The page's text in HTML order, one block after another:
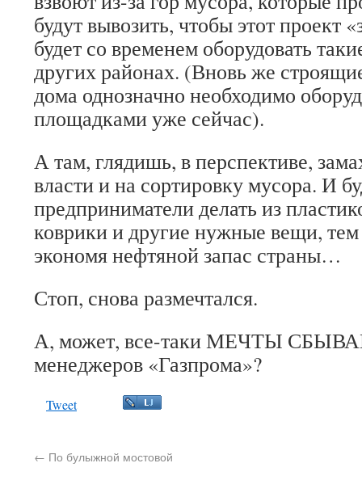
будут вывозить, чтобы этот проект
будет со временем оборудовать
других районах. (Вновь же
дома однозначно необходимо
площадками уже сейчас).
А там, глядишь, в перспективе,
власти и на сортировку мусора. И
предприниматели делать из
коврики и другие нужные вещи,
экономя нефтяной запас страны…
Стоп, снова размечтался.
А, может, все-таки МЕЧТЫ
менеджеров «Газпрома»?
Tweet
← По булыжной мостовой